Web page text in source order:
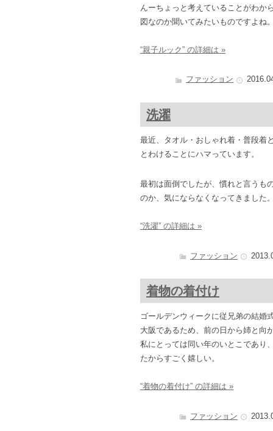
んーちょっと考えていることがわか
図なのか聞いてみたいものですよね
“親子ルック” の詳細は »
ファッション
洗濯
最近、タオル・おしゃれ着・普段着
とわけることにハマっています。
最初は面倒でしたが、慣れと言うも
のか、気にならなくなってきました
“洗濯” の詳細は »
ファッション
着物の着付け
ゴールデンウィークに従兄弟の結婚
大阪であるため、前の日から姉と向
私にとっては同い年のいとこであり
たからすごく嬉しい。
“着物の着付け” の詳細は »
ファッション